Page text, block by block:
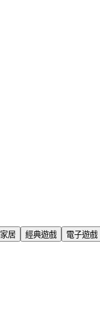
家居 經典遊戲 電子遊戲